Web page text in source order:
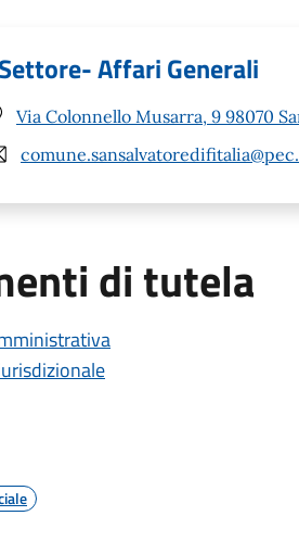
Affari Generali
Via Colonnello Musarra, 9 98070
di tutela